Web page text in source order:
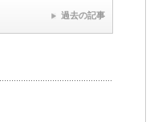
過去の記事